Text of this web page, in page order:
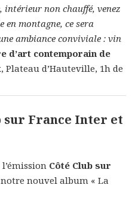
non chauffé, venez
en montagne, ce sera
ambiance conviviale : vin
d’art contemporain de
Plateau d’Hauteville, 1h de
sur France Inter et
Côté Club sur
nouvel album « La